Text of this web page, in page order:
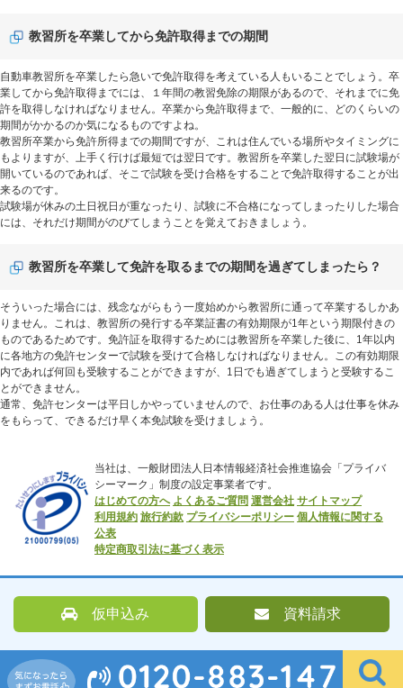
教習所を卒業してから免許取得までの期間
自動車教習所を卒業したら急いで免許取得を考えている人もいることでしょう。卒
業してから免許取得までには、１年間の教習免除の期限があるので、それまでに免
許を取得しなければなりません。卒業から免許取得まで、一般的に、どのくらいの
期間がかかるのか気になるものですよね。
教習所卒業から免許所得までの期間ですが、これは住んでいる場所やタイミングに
もよりますが、上手く行けば最短では翌日です。教習所を卒業した翌日に試験場が
開いているのであれば、そこで試験を受け合格をすることで免許取得することが出
来るのです。
試験場が休みの土日祝日が重なったり、試験に不合格になってしまったりした場合
には、それだけ期間がのびてしまうことを覚えておきましょう。
教習所を卒業して免許を取るまでの期間を過ぎてしまったら？
そういった場合には、残念ながらもう一度始めから教習所に通って卒業するしかあ
りません。これは、教習所の発行する卒業証書の有効期限が1年という期限付きの
ものであるためです。免許証を取得するためには教習所を卒業した後に、1年以内
に各地方の免許センターで試験を受けて合格しなければなりません。この有効期限
内であれば何回も受験することができますが、1日でも過ぎてしまうと受験するこ
とができません。
通常、免許センターは平日しかやっていませんので、お仕事のある人は仕事を休み
をもらって、できるだけ早く本免試験を受けましょう。
当社は、一般財団法人日本情報経済社会推進協会「プライバ
シーマーク」制度の設定事業者です。
はじめての方へ よくあるご質問 運営会社サイトマップ
利用規約旅行約款 プライバシーポリシー個人情報に関する
公表
特定商取引法に基づく表示
仮申込み 資料請求